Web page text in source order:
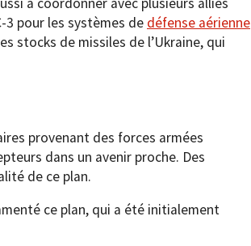
3 pour les systèmes de défense aérienne
stocks de missiles de l’Ukraine, qui
provenant des forces armées
dans un avenir proche. Des
de ce plan.
ce plan, qui a été initialement